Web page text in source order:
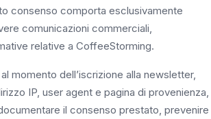
consenso comporta esclusivamente
comunicazioni commerciali,
relative a CoffeeStorming.
momento dell’iscrizione alla newsletter,
IP, user agent e pagina di provenienza,
il consenso prestato, prevenire